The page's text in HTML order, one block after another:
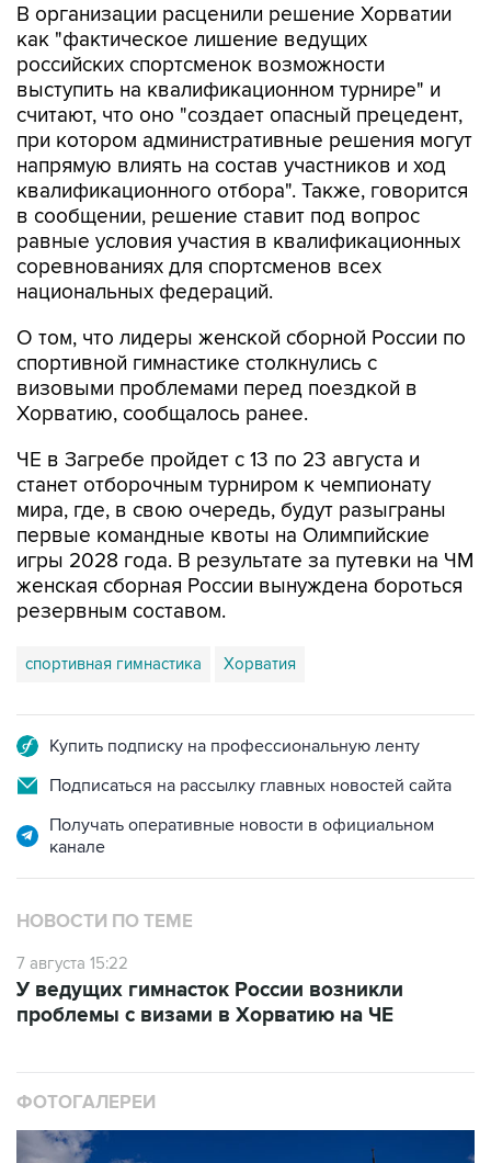
В организации расценили решение Хорватии
как "фактическое лишение ведущих
российских спортсменок возможности
выступить на квалификационном турнире" и
считают, что оно "создает опасный прецедент,
при котором административные решения могут
напрямую влиять на состав участников и ход
квалификационного отбора". Также, говорится
в сообщении, решение ставит под вопрос
равные условия участия в квалификационных
соревнованиях для спортсменов всех
национальных федераций.
О том, что лидеры женской сборной России по
спортивной гимнастике столкнулись с
визовыми проблемами перед поездкой в
Хорватию, сообщалось ранее.
ЧЕ в Загребе пройдет с 13 по 23 августа и
станет отборочным турниром к чемпионату
мира, где, в свою очередь, будут разыграны
первые командные квоты на Олимпийские
игры 2028 года. В результате за путевки на ЧМ
женская сборная России вынуждена бороться
резервным составом.
спортивная гимнастика Хорватия
Купить подписку на профессиональную ленту
Подписаться на рассылку главных новостей сайта
Получать оперативные новости в официальном
канале
НОВОСТИ ПО ТЕМЕ
7 августа 15:22
У ведущих гимнасток России возникли
проблемы с визами в Хорватию на ЧЕ
ФОТОГАЛЕРЕИ